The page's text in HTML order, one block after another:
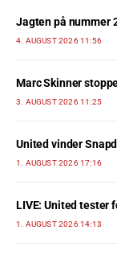
Jagten på nummer
4. AUGUST 2026 11:56
Marc Skinner
3. AUGUST 2026 11:25
United vinder
1. AUGUST 2026 17:16
LIVE: United tester
1. AUGUST 2026 14:13